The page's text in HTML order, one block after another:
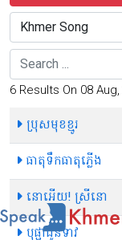
Search
6 Results On 08
ប្រុសមុខខ្មូរ
ធាតុទឹកធាតុភ្លើង
នោអើយ! ស្រីនោ
បុផ្ផាដូនទាវ